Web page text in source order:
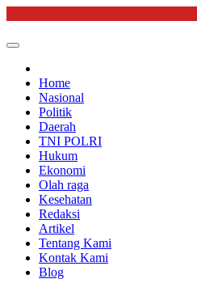
content
Home
Nasional
Politik
Daerah
TNI POLRI
Hukum
Ekonomi
Olah raga
Kesehatan
Redaksi
Artikel
Tentang Kami
Kontak Kami
Blog